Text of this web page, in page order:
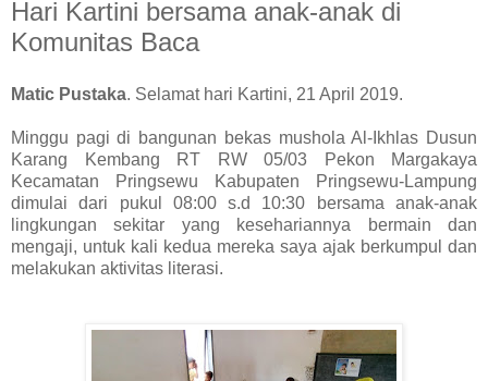
Hari Kartini bersama anak-anak di
Komunitas Baca
Matic Pustaka. Selamat hari Kartini, 21 April 2019.
Minggu pagi di bangunan bekas mushola Al-Ikhlas Dusun
Karang Kembang RT RW 05/03 Pekon Margakaya
Kecamatan Pringsewu Kabupaten Pringsewu-Lampung
dimulai dari pukul 08:00 s.d 10:30 bersama anak-anak
lingkungan sekitar yang kesehariannya bermain dan
mengaji, untuk kali kedua mereka saya ajak berkumpul dan
melakukan aktivitas literasi.